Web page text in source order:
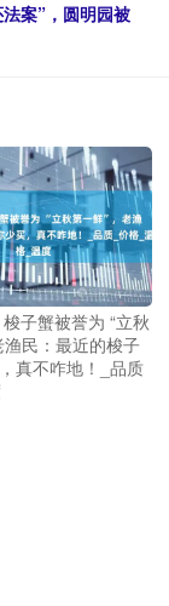
案”，圆明园被
子蟹被誉为 “立秋
渔民：最近的梭子
真不咋地！_品质